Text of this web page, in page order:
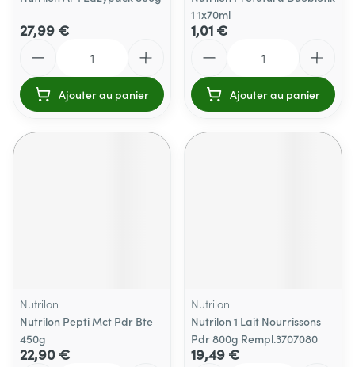
27,99 €
Ajouter au panier
1 1x70ml
1,01 €
Ajouter au panier
Nutrilon
Nutrilon Pepti Mct Pdr Bte
450g
22,90 €
Nutrilon
Nutrilon 1 Lait Nourrissons
Pdr 800g Rempl.3707080
19,49 €